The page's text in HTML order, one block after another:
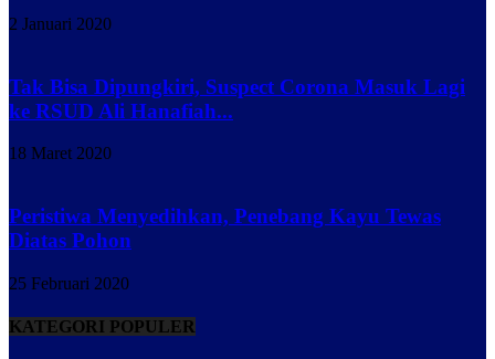
2 Januari 2020
Tak Bisa Dipungkiri, Suspect Corona Masuk Lagi
ke RSUD Ali Hanafiah...
18 Maret 2020
Peristiwa Menyedihkan, Penebang Kayu Tewas
Diatas Pohon
25 Februari 2020
KATEGORI POPULER